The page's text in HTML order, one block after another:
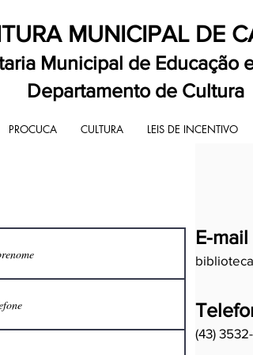
MUNICIPAL DE
Municipal de Educação
Departamento de Cultura
PROCUCA CULTURA LEIS DE INCENTIVO
E-mail
(43)